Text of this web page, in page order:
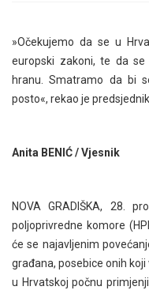
»Očekujemo da se u
europski zakoni, te da
hranu. Smatramo da bi
posto«, rekao je
Anita BENIĆ / Vjesnik
NOVA GRADIŠKA, 28.
poljoprivredne komore
će se najavljenim
građana, posebice onih
u Hrvatskoj počnu